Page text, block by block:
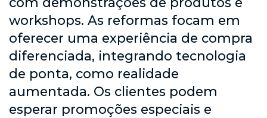
workshops. As reformas focam em
oferecer uma experiência de compra
diferenciada, integrando tecnologia
de ponta, como realidade
aumentada. Os clientes podem
esperar promoções especiais e